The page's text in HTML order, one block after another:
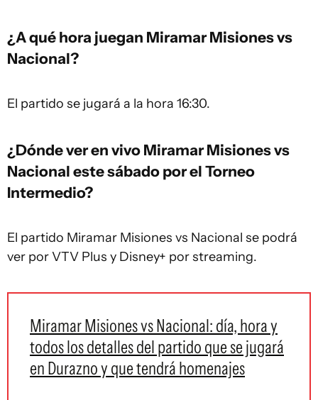
¿A qué hora juegan Miramar Misiones vs
Nacional?
El partido se jugará a la hora 16:30.
¿Dónde ver en vivo Miramar Misiones vs
Nacional este sábado por el Torneo
Intermedio?
El partido Miramar Misiones vs Nacional se podrá
ver por VTV Plus y Disney+ por streaming.
Miramar Misiones vs Nacional: día, hora y
todos los detalles del partido que se jugará
en Durazno y que tendrá homenajes